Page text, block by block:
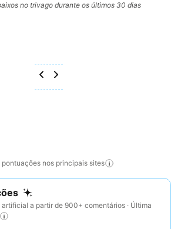
no trivago durante os últimos 30 dias
nos principais sites
a partir de 900+ comentários · Última